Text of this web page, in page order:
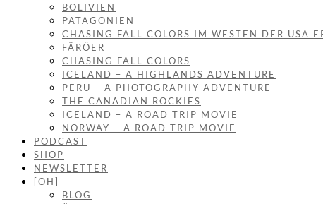
BOLIVIEN
PATAGONIEN
CHASING FALL COLORS IM WESTEN DER USA
FÄRÖER
CHASING FALL COLORS
ICELAND – A HIGHLANDS ADVENTURE
PERU – A PHOTOGRAPHY ADVENTURE
THE CANADIAN ROCKIES
ICELAND – A ROAD TRIP MOVIE
NORWAY – A ROAD TRIP MOVIE
PODCAST
SHOP
NEWSLETTER
[OH]
BLOG